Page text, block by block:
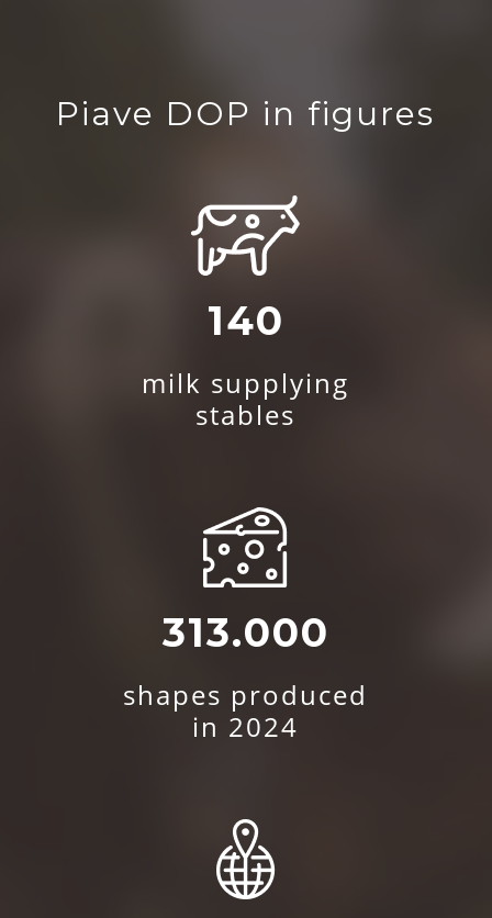
Piave DOP in figures
140
milk supplying
stables
313.000
shapes produced
in 2024